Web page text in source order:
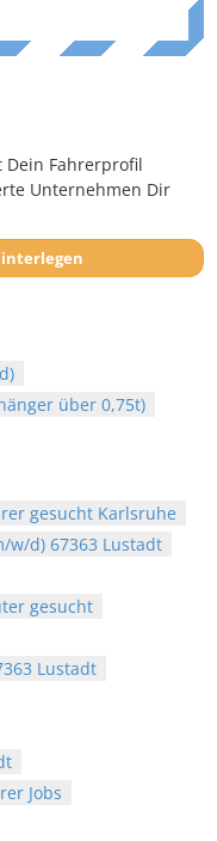
Fahrerprofil
Unternehmen Dir
hinterlegen
über 0,75t)
gesucht Karlsruhe
w/d) 67363 Lustadt
gesucht
Lustadt
Jobs